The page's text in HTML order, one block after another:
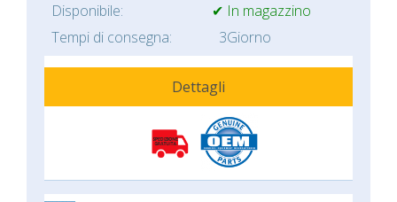
Disponibile:
✔ In magazzino
Tempi di consegna:
3Giorno
Dettagli